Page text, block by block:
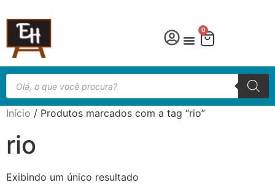
0
Início / Produtos marcados com a tag “rio”
rio
Exibindo um único resultado